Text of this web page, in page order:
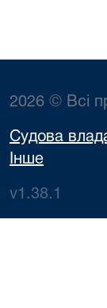
2026 © Всі
Судова
Інше
v1.38.1